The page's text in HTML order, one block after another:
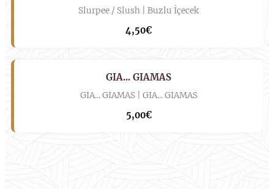
Slurpee / Slush | Buzlu İçecek
4,50€
GIA... GIAMAS
GIA... GIAMAS | GIA... GIAMAS
5,00€